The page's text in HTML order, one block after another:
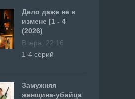
Дело даже не в
измене [1 - 4
(2026)
Вчера, 22:16
1-4 серий
Замужняя
женщина-убийца